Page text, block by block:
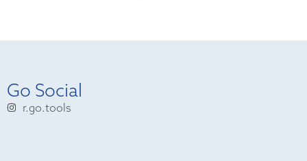
Go Social
r.go.tools